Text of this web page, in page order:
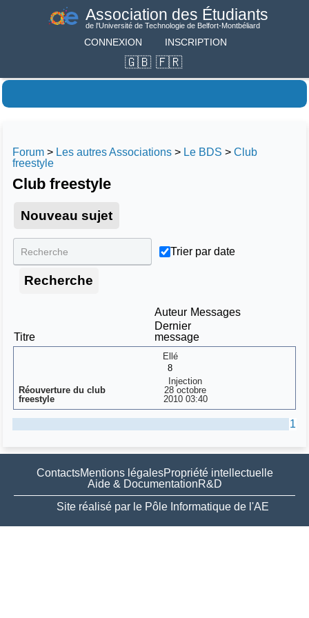
Association des Étudiants
de l'Université de Technologie de Belfort-Montbéliard
CONNEXION INSCRIPTION
Forum> Les autres Associations> Le BDS > Club
freestyle
Club freestyle
Nouveau sujet
Trier par date
Titre
Auteur Messages
Dernier
message
Réouverture du club
freestyle
Ellé
8
Injection
28 octobre
2010 03:40
1
ContactsMentions légalesPropriété intellectuelle
Aide & DocumentationR&D
Site réalisé par le Pôle Informatique de l'AE